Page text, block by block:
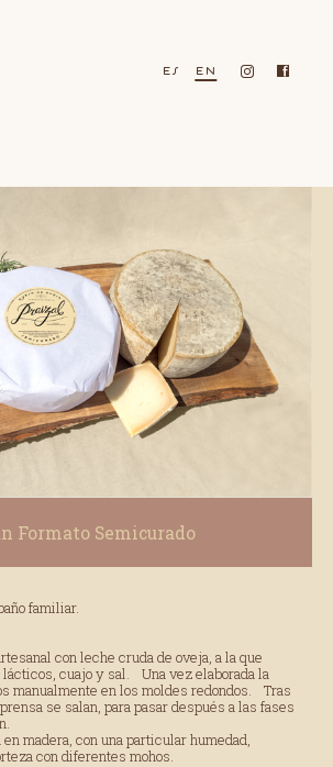
es en
Formato Semicurado
familiar.
con leche cruda de oveja, a la que
cuajo y sal. Una vez elaborada la
manualmente en los moldes redondos. Tras
se salan, para pasar después a las fases
madera, con una particular humedad,
con diferentes mohos.